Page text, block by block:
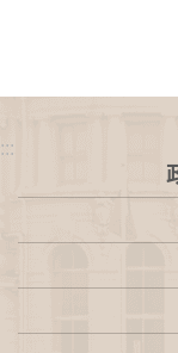
:::